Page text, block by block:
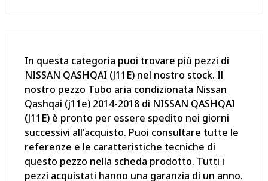
In questa categoria puoi trovare più pezzi di
NISSAN QASHQAI (J11E) nel nostro stock. Il
nostro pezzo Tubo aria condizionata Nissan
Qashqai (j11e) 2014-2018 di NISSAN QASHQAI
(J11E) è pronto per essere spedito nei giorni
successivi all'acquisto. Puoi consultare tutte le
referenze e le caratteristiche tecniche di
questo pezzo nella scheda prodotto. Tutti i
pezzi acquistati hanno una garanzia di un anno.